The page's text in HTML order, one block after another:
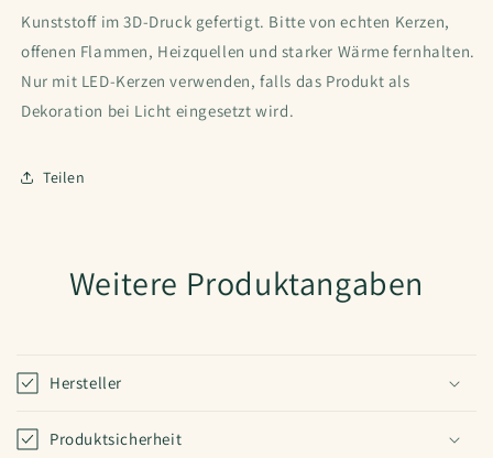
Kunststoff im 3D-Druck gefertigt. Bitte von echten Kerzen,
offenen Flammen, Heizquellen und starker Wärme fernhalten.
Nur mit LED-Kerzen verwenden, falls das Produkt als
Dekoration bei Licht eingesetzt wird.
Teilen
Weitere Produktangaben
Hersteller
Produktsicherheit